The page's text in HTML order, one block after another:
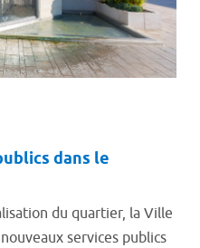
dans le
du quartier, la Ville
services publics